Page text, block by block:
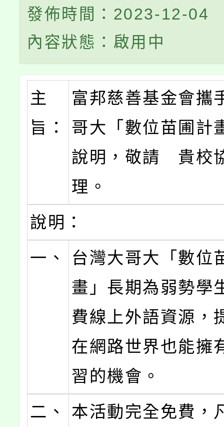
發佈時間：2023-12-04
內容狀態：啟用中
主
旨：
富邦慈善基金會攜
哥大「數位苗圃計
說明，敬請 貴校
理。
說明：
一、
台灣大哥大「數位
畫」長期為弱勢學
費線上外語資源，
在網路世界也能擁
習的機會。
二、
本活動完全免費，